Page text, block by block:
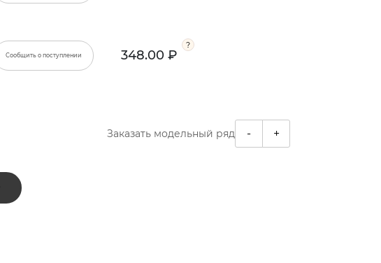
Сообщить о поступлении 348.00 ₽
Заказать модельный ряд - +